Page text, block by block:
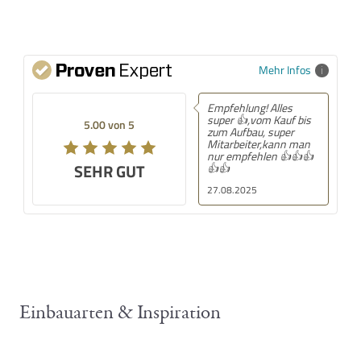
ein
mobil
p…
„Gela
ssenh
steht
ein…
Mehr Infos
5.00 von 5
SEHR GUT
27.08.2025
Empfehlung! Alles
super 👍,vom Kauf bis
zum Aufbau, super
Mitarbeiter,kann man
nur empfehlen 👍👍👍
👍👍
Einbauarten & Inspiration